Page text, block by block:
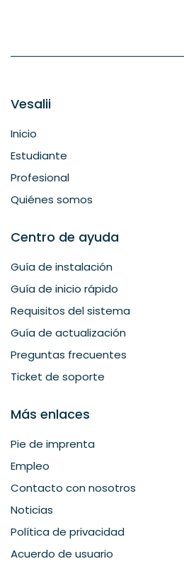
Vesalii
Inicio
Estudiante
Profesional
Quiénes somos
Centro de ayuda
Guía de instalación
Guía de inicio rápido
Requisitos del sistema
Guía de actualización
Preguntas frecuentes
Ticket de soporte
Más enlaces
Pie de imprenta
Empleo
Contacto con nosotros
Noticias
Política de privacidad
Acuerdo de usuario